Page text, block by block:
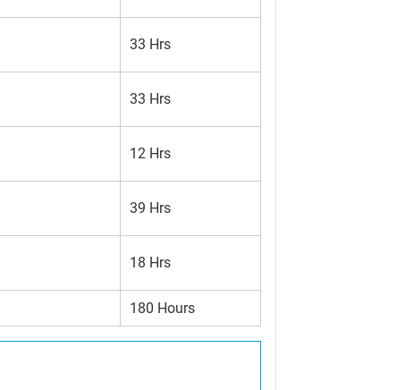
33 Hrs
33 Hrs
12 Hrs
39 Hrs
18 Hrs
180 Hours